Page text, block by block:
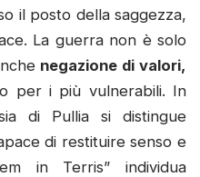
il posto della saggezza,
La guerra non è solo
negazione di valori,
per i più vulnerabili. In
di Pullia si distingue
di restituire senso e
in Terris” individua